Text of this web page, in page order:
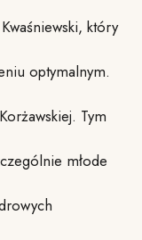
który
optymalnym.
Tym
młode